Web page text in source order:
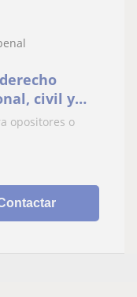
civil y
opositores o